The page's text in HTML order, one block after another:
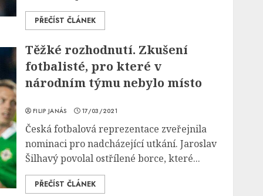
PŘEČÍST ČLÁNEK
Těžké rozhodnutí. Zkušení
fotbalisté, pro které v
národním týmu nebylo místo
FILIP JANÁS 17/03/2021
Česká fotbalová reprezentace zveřejnila
nominaci pro nadcházející utkání. Jaroslav
Šilhavý povolal ostřílené borce, které...
PŘEČÍST ČLÁNEK